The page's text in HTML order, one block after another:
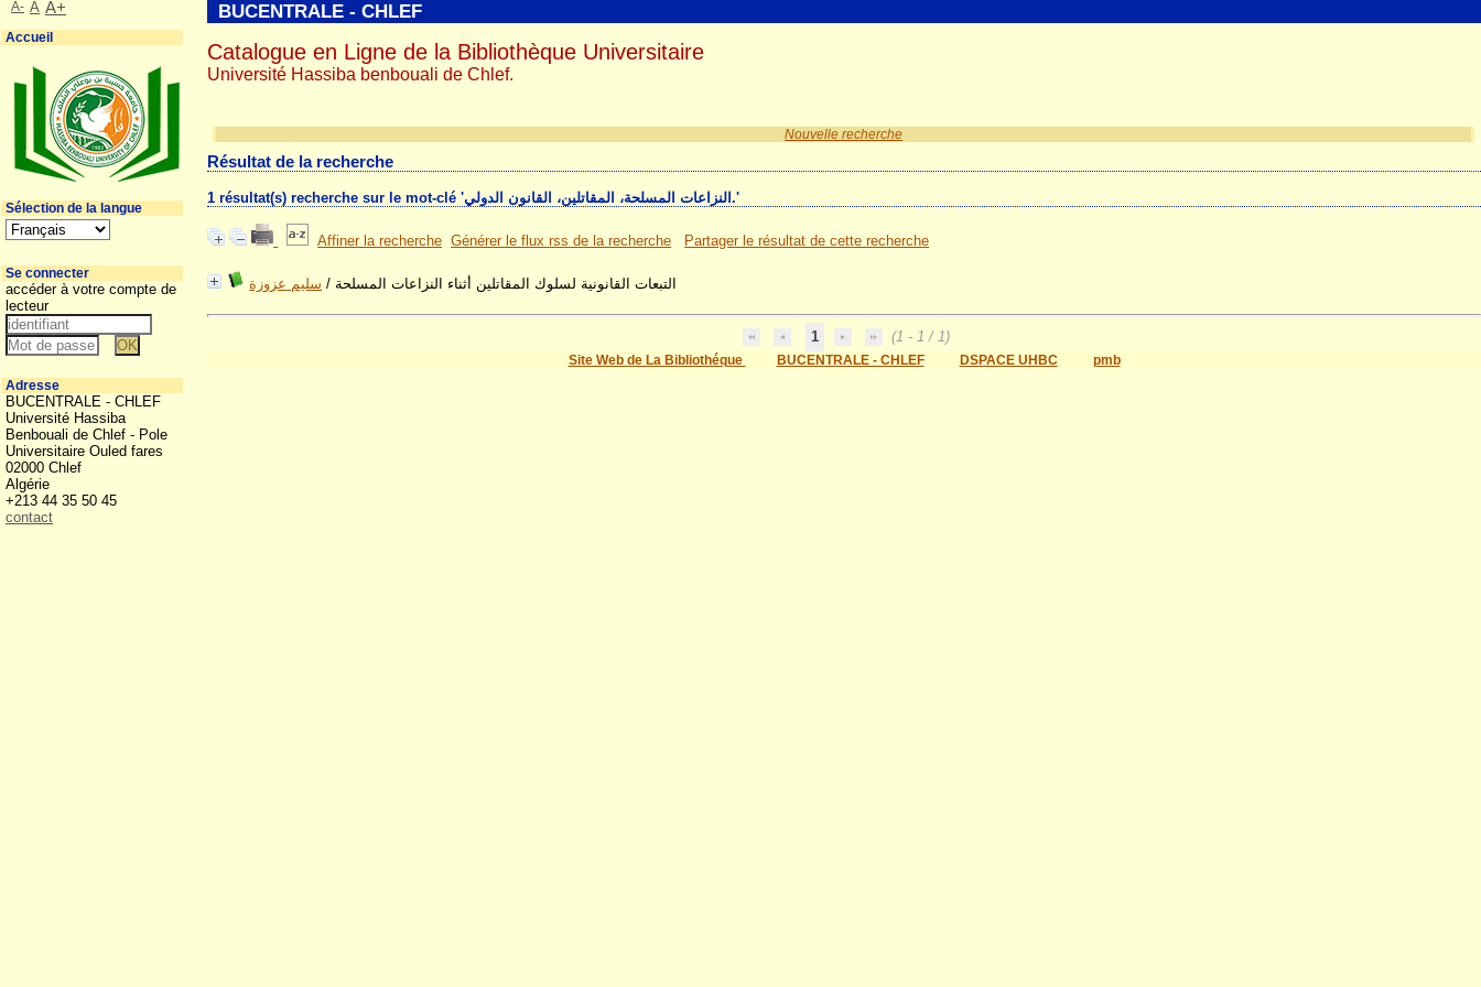
Nouvelle recherche
Résultat de la recherche
1 résultat(s) recherche sur le mot-clé 'النزاعات المسلحة، المقاتلين، القانون الدولي.'
Affiner la recherche Générer le flux rss de la recherche Partager le résultat de cette recherche
التبعات القانونية لسلوك المقاتلين أثناء النزاعات المسلحة / سليم عزوزة
1 (1 - 1 / 1)
Site Web de La Bibliothéque BUCENTRALE - CHLEF DSPACE UHBC pmb
BUCENTRALE - CHLEF
Catalogue en Ligne de la Bibliothèque Universitaire
Université Hassiba benbouali de Chlef.
A- A A+
Accueil
Sélection de la langue
Se connecter
accéder à votre compte de
lecteur
Adresse
BUCENTRALE - CHLEF
Université Hassiba
Benbouali de Chlef - Pole
Universitaire Ouled fares
02000 Chlef
Algérie
+213 44 35 50 45
contact